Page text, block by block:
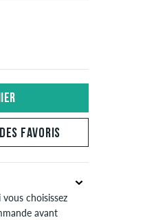
les taxes et droits de douane
que les frais de livraison.
FAVORIS
vous choisissez
avant